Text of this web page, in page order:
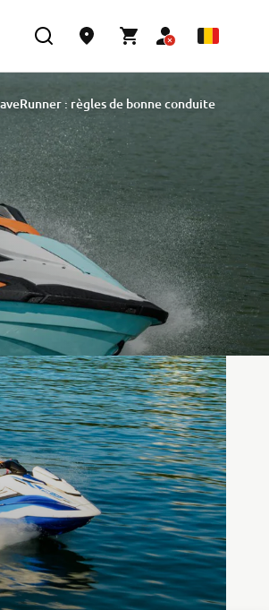
MAINTENANT
: règles de bonne conduite